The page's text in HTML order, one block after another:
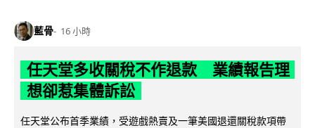
藍骨 16 小時
任天堂多收關稅不作退款 業績報告理
想卻惹集體訴訟
任天堂公布首季業績，受遊戲熱賣及一筆美國退還關稅款項帶